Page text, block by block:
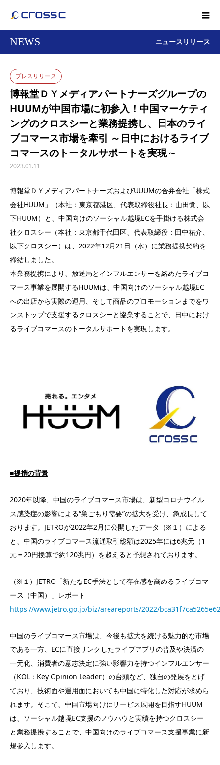
NEWS ニュースリリース
プレスリリース
博報堂ＤＹメディアパートナーズグループの
HUUMが中国市場に初参入！中国マーケティ
ングのクロスシーと業務提携し、日本のライ
ブコマース市場を牽引 ～日中におけるライブ
コマースのトータルサポートを実現～
2023.01.11
博報堂ＤＹメディアパートナーズおよびUUUMの合弁会社「株式
会社HUUM」（本社：東京都港区、代表取締役社長：山田覚、以
下HUUM）と、中国向けのソーシャル越境ECを手掛ける株式会
社クロスシー（本社：東京都千代田区、代表取締役：田中祐介、
以下クロスシー）は、2022年12月21日（水）に業務提携契約を
締結しました。
本業務提携により、放送局とインフルエンサーを絡めたライブコ
マース事業を展開するHUUMは、中国向けのソーシャル越境EC
への出店から実際の運用、そして商品のプロモーションまでをワ
ンストップで支援するクロスシーと協業することで、日中におけ
るライブコマースのトータルサポートを実現します。
■提携の背景
2020年以降、中国のライブコマース市場は、新型コロナウイル
ス感染症の影響による“巣ごもり需要”の拡大を受け、急成長して
おります。JETROが2022年2月に公開したデータ（※１）による
と、中国のライブコマース流通取引総額は2025年には6兆元（1
元＝20円換算で約120兆円）を超えると予想されております。
（※１）JETRO「新たなEC手法として存在感を高めるライブコマ
ース（中国）」レポート
https://www.jetro.go.jp/biz/areareports/2022/
中国のライブコマース市場は、今後も拡大を続ける魅力的な市場
である一方、ECに直接リンクしたライブアプリの普及や決済の
一元化、消費者の意志決定に強い影響力を持つインフルエンサー
（KOL：Key Opinion Leader）の台頭など、独自の発展をとげ
ており、技術面や運用面においても中国に特化した対応が求めら
れます。そこで、中国市場向けにサービス展開を目指すHUUM
は、ソーシャル越境EC支援のノウハウと実績を持つクロスシー
と業務提携することで、中国向けのライブコマース支援事業に新
規参入します。